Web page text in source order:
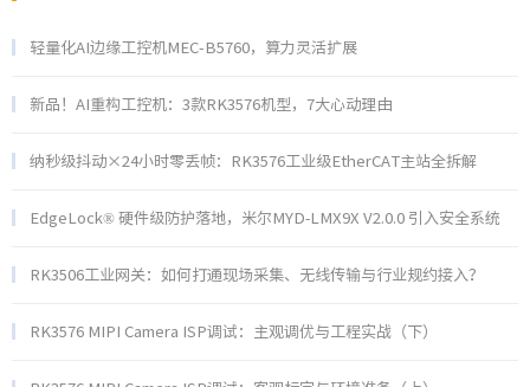
轻量化AI边缘工控机MEC-B5760，算力灵活扩展
新品！AI重构工控机：3款RK3576机型，7大心动理由
纳秒级抖动×24小时零丢帧：RK3576工业级EtherCAT主站全拆解
EdgeLock® 硬件级防护落地，米尔MYD‑LMX9X V2.0.0 引入安全系统
RK3506工业网关：如何打通现场采集、无线传输与行业规约接入？
RK3576 MIPI Camera ISP调试：主观调优与工程实战（下）